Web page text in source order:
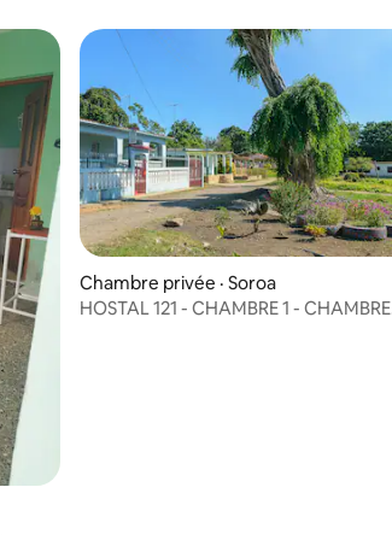
Chambre privée · Soroa
HOSTAL 121 - CHAMBRE 1 - CHAMBRE